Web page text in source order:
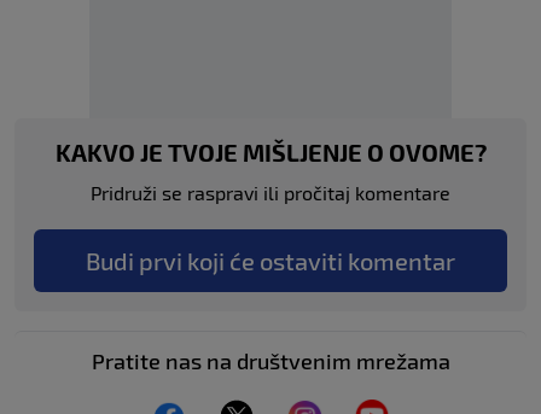
KAKVO JE TVOJE MIŠLJENJE O OVOME?
Pridruži se raspravi ili pročitaj komentare
Budi prvi koji će ostaviti komentar
Pratite nas na društvenim mrežama